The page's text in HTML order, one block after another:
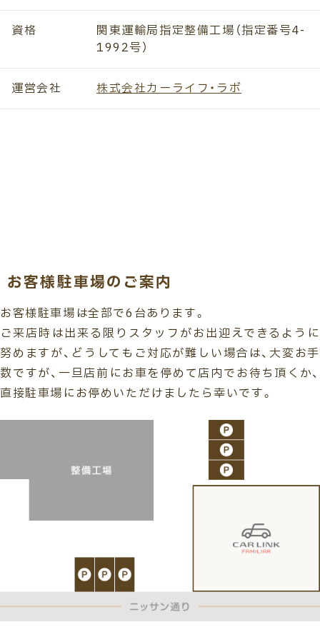
資格
関東運輸局指定整備工場（指定番号4-
1992号）
運営会社 株式会社カーライフ・ラボ
お客様駐車場のご案内
お客様駐車場は全部で6台あります。
ご来店時は出来る限りスタッフがお出迎えできるように
努めますが、どうしてもご対応が難しい場合は、大変お手
数ですが、一旦店前にお車を停めて店内でお待ち頂くか、
直接駐車場にお停めいただけましたら幸いです。